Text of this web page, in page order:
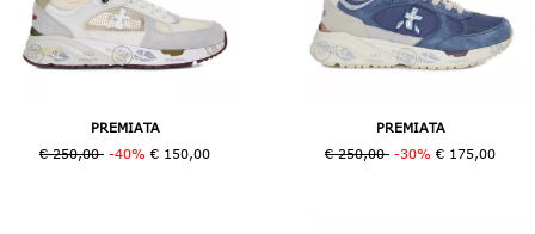
PREMIATA
€ 250,00 -40% € 150,00
PREMIATA
€ 250,00 -30% € 175,00